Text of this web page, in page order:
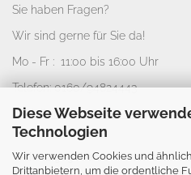
Diese Webseite
Technologien
Wir verwenden Cookies und
Drittanbietern, um die ordentliche
Sie haben Fragen?
Wir sind gerne für Sie da!
Mo - Fr : 11:00 bis 16:00 Uhr
Telefon: 0160/94824443
E-Mail:info@nice-deko.de
*Alle angegebenen Preise sind